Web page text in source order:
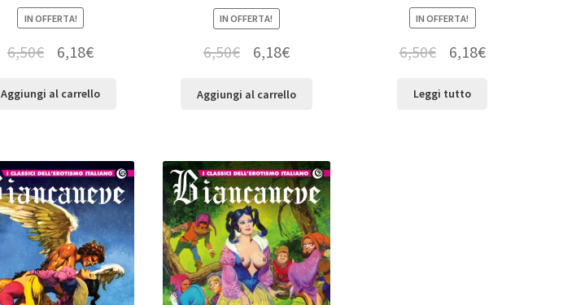
IN OFFERTA!
6,50€ 6,18€
Aggiungi al carrello
IN OFFERTA!
6,50€ 6,18€
Aggiungi al carrello
IN OFFERTA!
6,50€ 6,18€
Leggi tutto